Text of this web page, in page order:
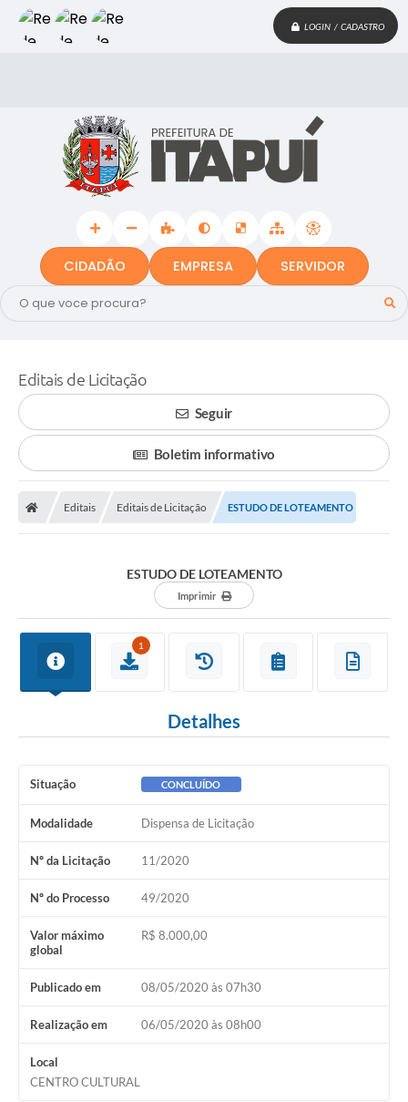
LOGIN / CADASTRO
CIDADÃO EMPRESA SERVIDOR
Editais de Licitação
Seguir
Boletim informativo
Editais Editais de Licitação ESTUDO DE LOTEAMENTO
ESTUDO DE LOTEAMENTO
Imprimir
1
Detalhes
Situação CONCLUÍDO
Modalidade Dispensa de Licitação
Nº da Licitação 11/2020
Nº do Processo 49/2020
Valor máximo
global
R$ 8.000,00
Publicado em 08/05/2020 às 07h30
Realização em 06/05/2020 às 08h00
Local
CENTRO CULTURAL